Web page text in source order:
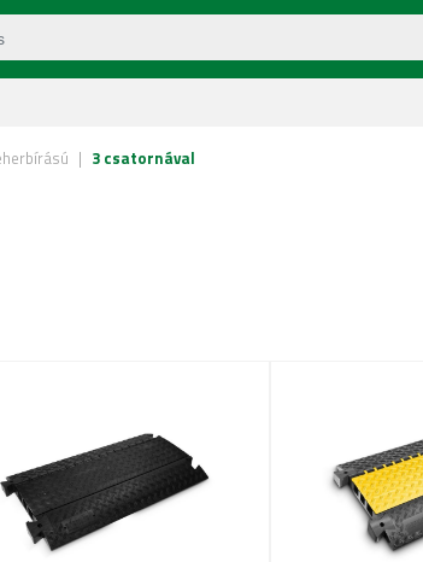
| 3 csatornával